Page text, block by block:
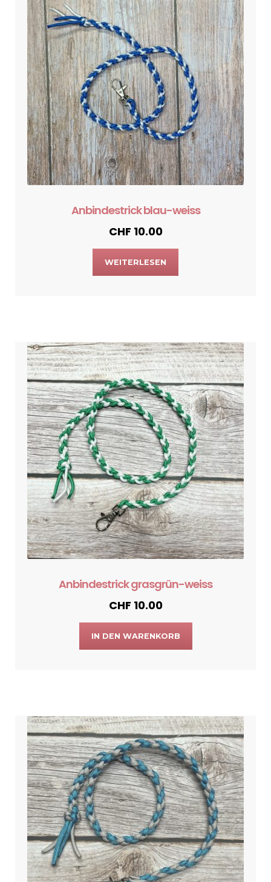
Anbindestrick blau-weiss
CHF 10.00
WEITERLESEN
Anbindestrick grasgrün-weiss
CHF 10.00
IN DEN WARENKORB